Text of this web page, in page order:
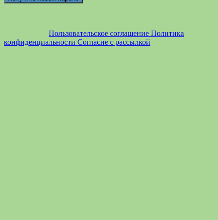
Пользовательское соглашение Политика
конфиденциальности Согласие с рассылкой